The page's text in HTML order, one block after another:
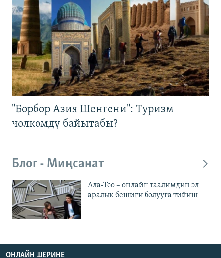
"Борбор Азия Шенгени": Туризм
чөлкөмдү байытабы?
Блог - Миңсанат
Ала-Тоо – онлайн таалимдин эл
аралык бешиги болууга тийиш
ОНЛАЙН ШЕРИНЕ